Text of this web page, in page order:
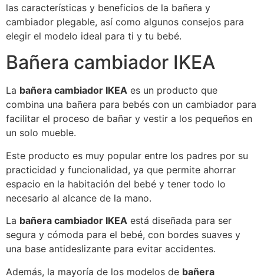
las características y beneficios de la bañera y
cambiador plegable, así como algunos consejos para
elegir el modelo ideal para ti y tu bebé.
Bañera cambiador IKEA
La bañera cambiador IKEA es un producto que
combina una bañera para bebés con un cambiador para
facilitar el proceso de bañar y vestir a los pequeños en
un solo mueble.
Este producto es muy popular entre los padres por su
practicidad y funcionalidad, ya que permite ahorrar
espacio en la habitación del bebé y tener todo lo
necesario al alcance de la mano.
La bañera cambiador IKEA está diseñada para ser
segura y cómoda para el bebé, con bordes suaves y
una base antideslizante para evitar accidentes.
Además, la mayoría de los modelos de bañera